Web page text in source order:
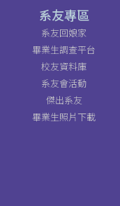
系友專區
系友回娘家
畢業生調查平台
校友資料庫
系友會活動
傑出系友
畢業生照片下載